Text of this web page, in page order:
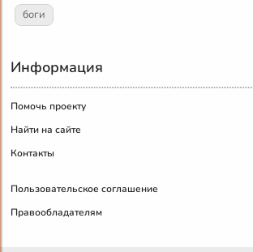
боги
Информация
Помочь проекту
Найти на сайте
Контакты
Пользовательское соглашение
Правообладателям